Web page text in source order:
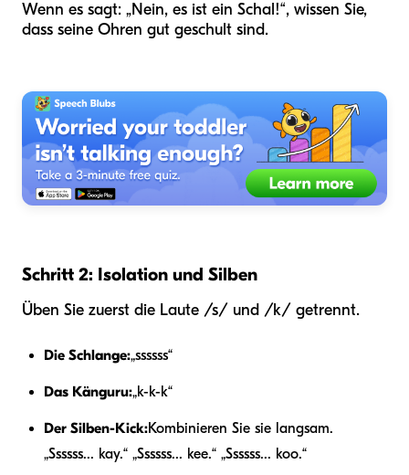
Wenn es sagt: „Nein, es ist ein Schal!“, wissen Sie,
dass seine Ohren gut geschult sind.
Schritt 2: Isolation und Silben
Üben Sie zuerst die Laute /s/ und /k/ getrennt.
Die Schlange:„ssssss“
Das Känguru:„k-k-k“
Der Silben-Kick:Kombinieren Sie sie langsam.
„Ssssss... kay.“ „Ssssss... kee.“ „Ssssss... koo.“